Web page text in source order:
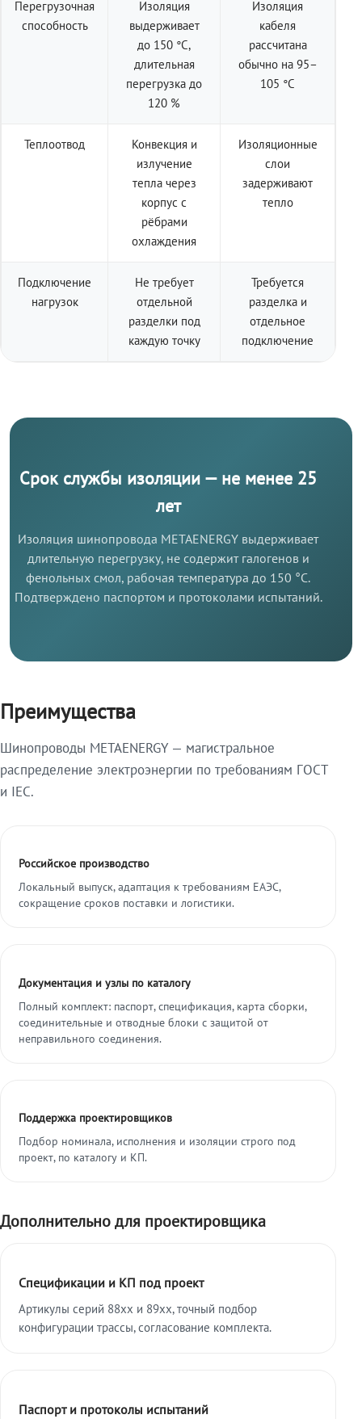
Перегрузочная
способность
Изоляция
выдерживает
до 150 °C,
длительная
перегрузка до
120 %
Изоляция
кабеля
рассчитана
обычно на 95–
105 °C
Теплоотвод
Конвекция и
излучение
тепла через
корпус с
рёбрами
охлаждения
Изоляционные
слои
задерживают
тепло
Подключение
нагрузок
Не требует
отдельной
разделки под
каждую точку
Требуется
разделка и
отдельное
подключение
Срок службы изоляции — не менее 25
лет
Изоляция шинопровода METAENERGY выдерживает
длительную перегрузку, не содержит галогенов и
фенольных смол, рабочая температура до 150 °C.
Подтверждено паспортом и протоколами испытаний.
Преимущества
Шинопроводы METAENERGY — магистральное
распределение электроэнергии по требованиям ГОСТ
и IEC.
Российское производство
Локальный выпуск, адаптация к требованиям ЕАЭС,
сокращение сроков поставки и логистики.
Документация и узлы по каталогу
Полный комплект: паспорт, спецификация, карта сборки,
соединительные и отводные блоки с защитой от
неправильного соединения.
Поддержка проектировщиков
Подбор номинала, исполнения и изоляции строго под
проект, по каталогу и КП.
Дополнительно для проектировщика
Спецификации и КП под проект
Артикулы серий 88xx и 89xx, точный подбор
конфигурации трассы, согласование комплекта.
Паспорт и протоколы испытаний